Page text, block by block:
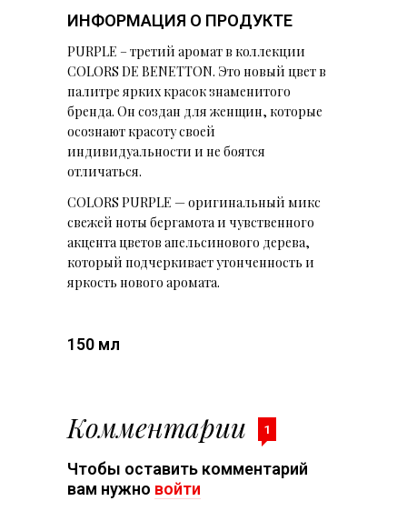
ИНФОРМАЦИЯ О ПРОДУКТЕ
PURPLE – третий аромат в коллекции
COLORS DE BENETTON. Это новый цвет в
палитре ярких красок знаменитого
бренда. Он создан для женщин, которые
осознают красоту своей
индивидуальности и не боятся
отличаться.
COLORS PURPLE — оригинальный микс
свежей ноты бергамота и чувственного
акцента цветов апельсинового дерева,
который подчеркивает утонченность и
яркость нового аромата.
150 мл
Комментарии 1
Чтобы оставить комментарий
вам нужно войти